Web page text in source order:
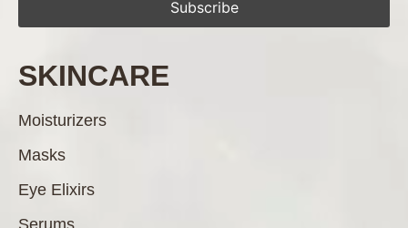
SKINCARE
Moisturizers
Masks
Eye Elixirs
Serums